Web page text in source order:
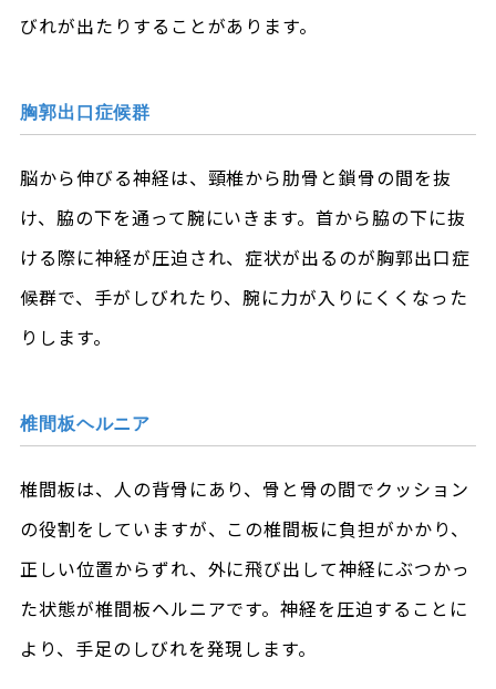
びれが出たりすることがあります。
胸郭出口症候群
脳から伸びる神経は、頸椎から肋骨と鎖骨の間を抜
け、脇の下を通って腕にいきます。首から脇の下に抜
ける際に神経が圧迫され、症状が出るのが胸郭出口症
候群で、手がしびれたり、腕に力が入りにくくなった
りします。
椎間板ヘルニア
椎間板は、人の背骨にあり、骨と骨の間でクッション
の役割をしていますが、この椎間板に負担がかかり、
正しい位置からずれ、外に飛び出して神経にぶつかっ
た状態が椎間板ヘルニアです。神経を圧迫することに
より、手足のしびれを発現します。